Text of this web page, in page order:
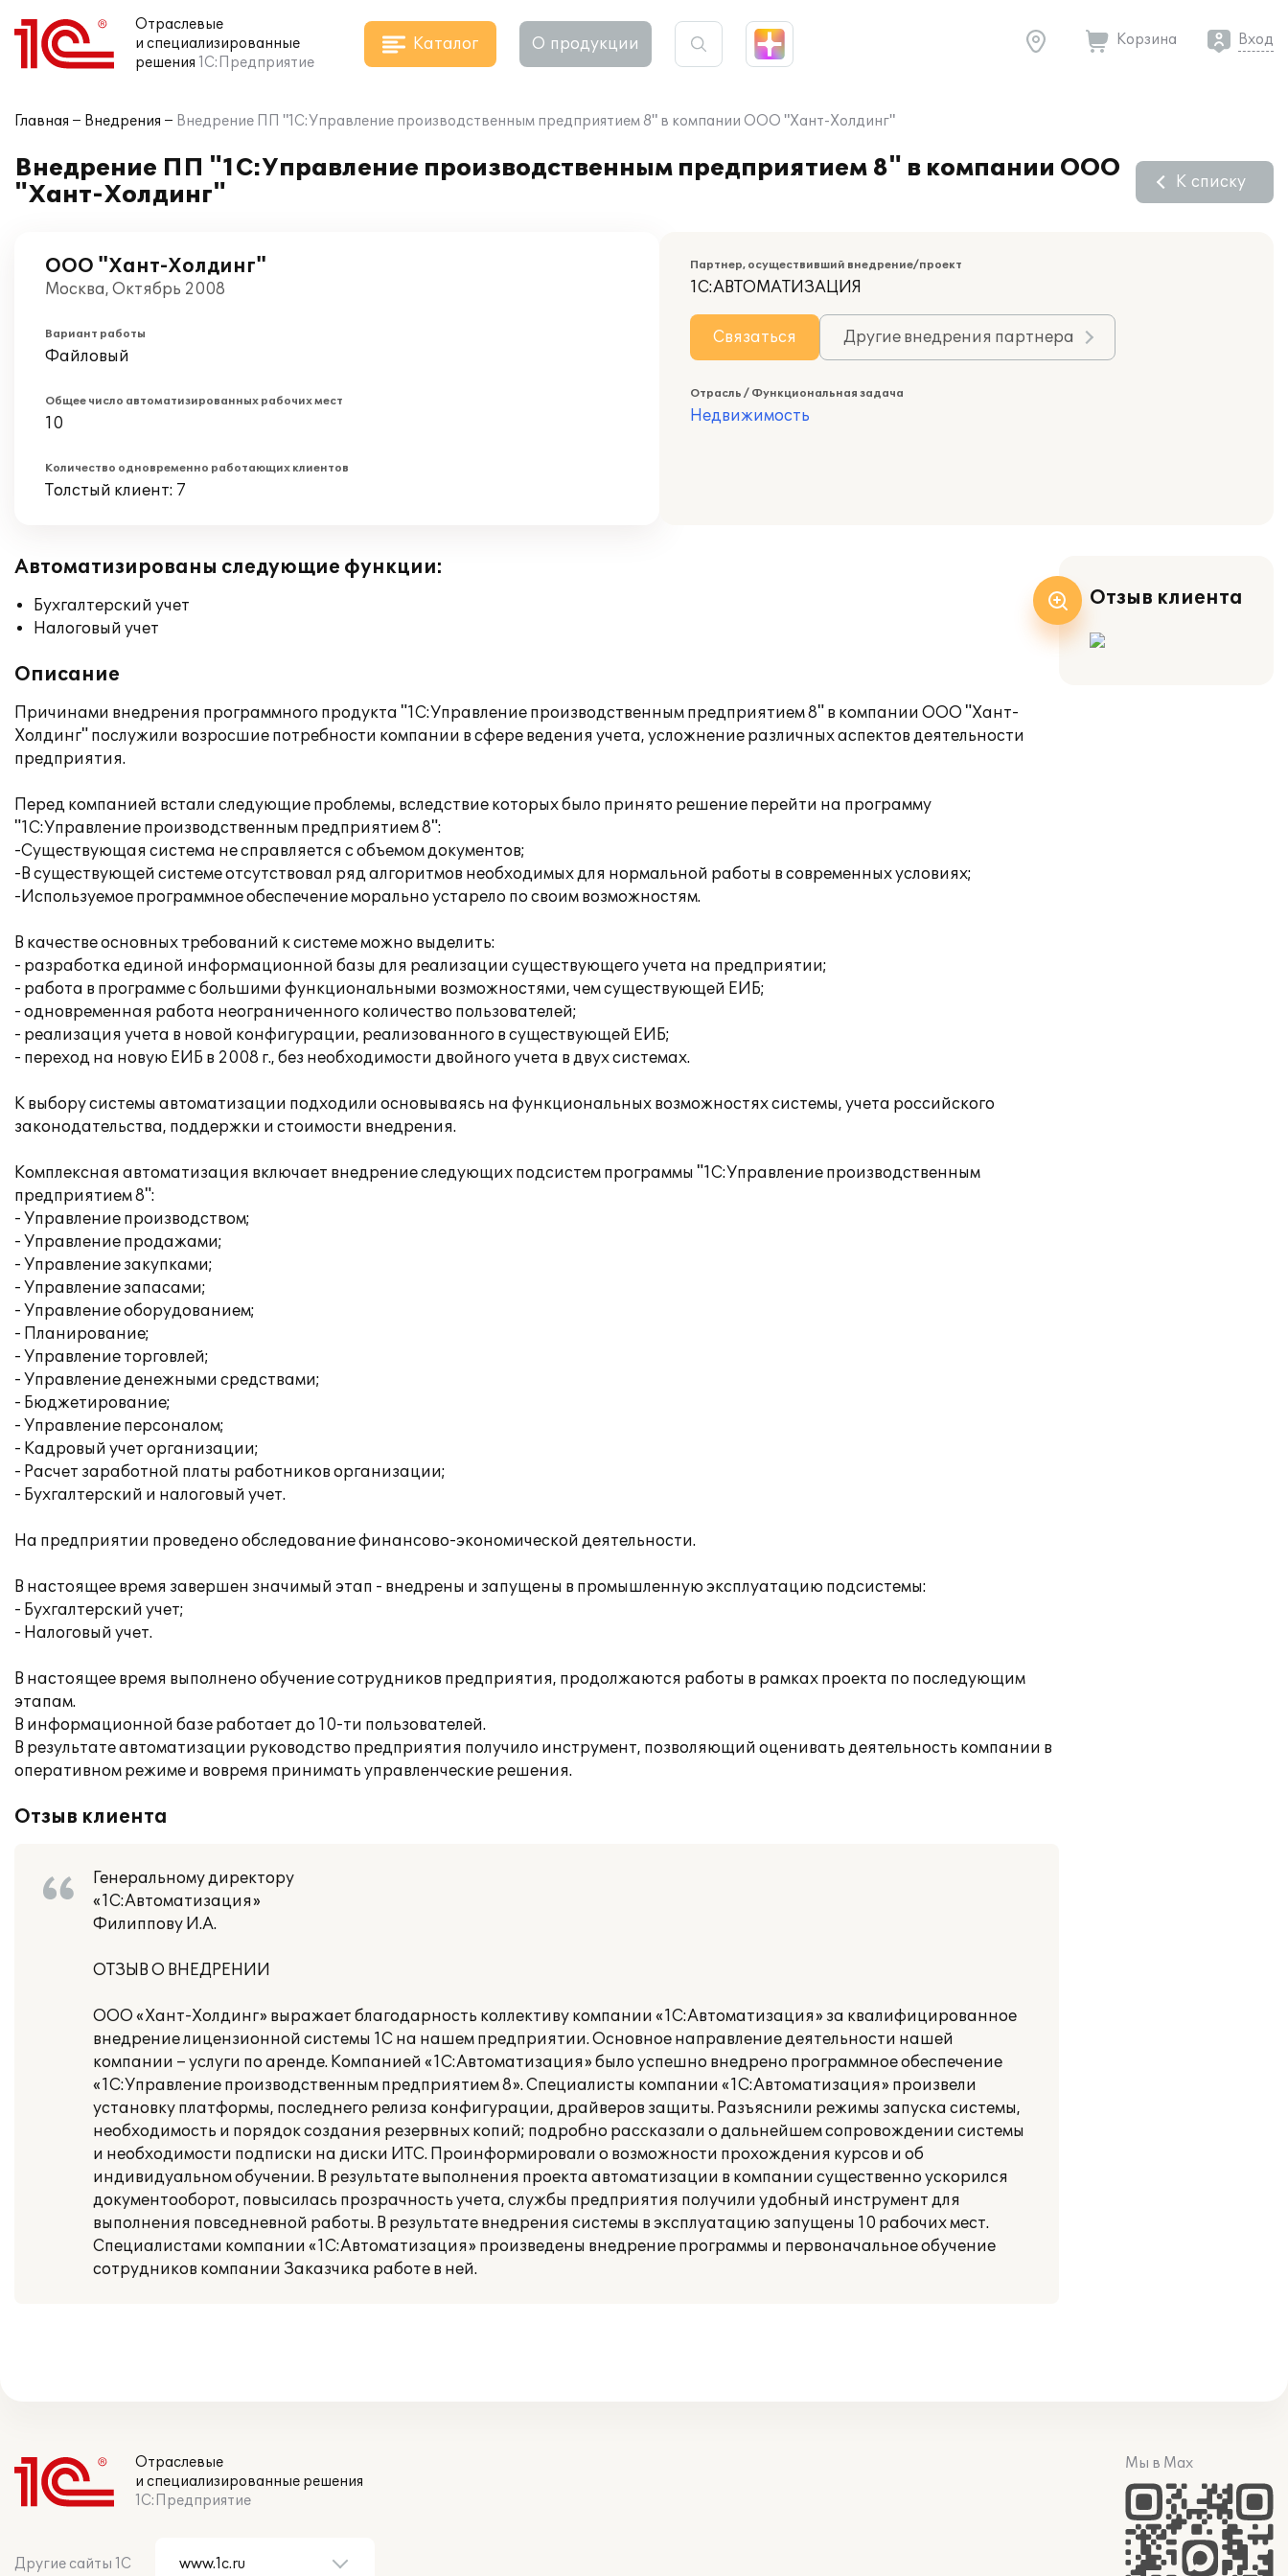
Отраслевые
и специализированные
решения 1С:Предприятие
Каталог О продукции Корзина Вход
Главная Внедрения Внедрение ПП "1С:Управление производственным предприятием 8" в компании ООО "Хант-Холдинг"
Внедрение ПП "1С:Управление производственным предприятием 8" в компании ООО
"Хант-Холдинг"
К списку
ООО "Хант-Холдинг"
Москва, Октябрь 2008
Вариант работы
Файловый
Общее число автоматизированных рабочих мест
10
Количество одновременно работающих клиентов
Толстый клиент: 7
Партнер, осуществивший внедрение/проект
1С:АВТОМАТИЗАЦИЯ
Связаться Другие внедрения партнера
Отрасль / Функциональная задача
Недвижимость
Автоматизированы следующие функции:
Бухгалтерский учет
Налоговый учет
Описание
Причинами внедрения программного продукта "1С:Управление производственным предприятием 8" в компании ООО "Хант-
Холдинг" послужили возросшие потребности компании в сфере ведения учета, усложнение различных аспектов деятельности
предприятия.
Перед компанией встали следующие проблемы, вследствие которых было принято решение перейти на программу
"1С:Управление производственным предприятием 8":
-Существующая система не справляется с объемом документов;
-В существующей системе отсутствовал ряд алгоритмов необходимых для нормальной работы в современных условиях;
-Используемое программное обеспечение морально устарело по своим возможностям.
В качестве основных требований к системе можно выделить:
- разработка единой информационной базы для реализации существующего учета на предприятии;
- работа в программе с большими функциональными возможностями, чем существующей ЕИБ;
- одновременная работа неограниченного количество пользователей;
- реализация учета в новой конфигурации, реализованного в существующей ЕИБ;
- переход на новую ЕИБ в 2008 г., без необходимости двойного учета в двух системах.
К выбору системы автоматизации подходили основываясь на функциональных возможностях системы, учета российского
законодательства, поддержки и стоимости внедрения.
Комплексная автоматизация включает внедрение следующих подсистем программы "1С:Управление производственным
предприятием 8":
- Управление производством;
- Управление продажами;
- Управление закупками;
- Управление запасами;
- Управление оборудованием;
- Планирование;
- Управление торговлей;
- Управление денежными средствами;
- Бюджетирование;
- Управление персоналом;
- Кадровый учет организации;
- Расчет заработной платы работников организации;
- Бухгалтерский и налоговый учет.
На предприятии проведено обследование финансово-экономической деятельности.
В настоящее время завершен значимый этап - внедрены и запущены в промышленную эксплуатацию подсистемы:
- Бухгалтерский учет;
- Налоговый учет.
В настоящее время выполнено обучение сотрудников предприятия, продолжаются работы в рамках проекта по последующим
этапам.
В информационной базе работает до 10-ти пользователей.
В результате автоматизации руководство предприятия получило инструмент, позволяющий оценивать деятельность компании в
оперативном режиме и вовремя принимать управленческие решения.
Отзыв клиента
Генеральному директору
«1С:Автоматизация»
Филиппову И.А.
ОТЗЫВ О ВНЕДРЕНИИ
ООО «Хант-Холдинг» выражает благодарность коллективу компании «1С:Автоматизация» за квалифицированное
внедрение лицензионной системы 1С на нашем предприятии. Основное направление деятельности нашей
компании – услуги по аренде. Компанией «1С:Автоматизация» было успешно внедрено программное обеспечение
«1С:Управление производственным предприятием 8». Специалисты компании «1С:Автоматизация» произвели
установку платформы, последнего релиза конфигурации, драйверов защиты. Разъяснили режимы запуска системы,
необходимость и порядок создания резервных копий; подробно рассказали о дальнейшем сопровождении системы
и необходимости подписки на диски ИТС. Проинформировали о возможности прохождения курсов и об
индивидуальном обучении. В результате выполнения проекта автоматизации в компании существенно ускорился
документооборот, повысилась прозрачность учета, службы предприятия получили удобный инструмент для
выполнения повседневной работы. В результате внедрения системы в эксплуатацию запущены 10 рабочих мест.
Специалистами компании «1С:Автоматизация» произведены внедрение программы и первоначальное обучение
сотрудников компании Заказчика работе в ней.
Отзыв клиента
Отраслевые
и специализированные решения
1С:Предприятие
Другие сайты 1С
Мы в Max